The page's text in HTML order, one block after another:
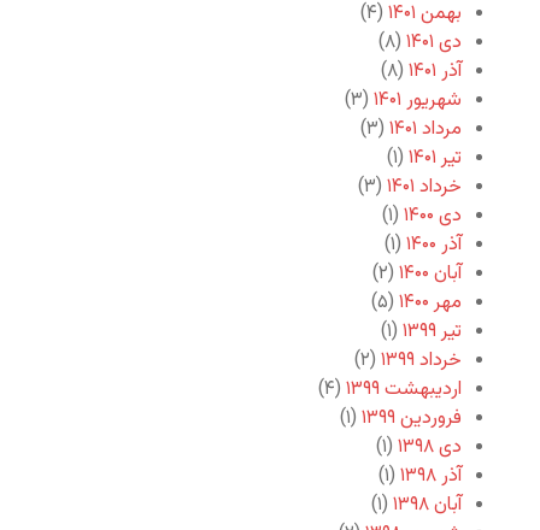
بهمن ۱۴۰۱
(۴)
دی ۱۴۰۱
(۸)
آذر ۱۴۰۱
(۸)
شهریور ۱۴۰۱
(۳)
مرداد ۱۴۰۱
(۳)
تیر ۱۴۰۱
(۱)
خرداد ۱۴۰۱
(۳)
دی ۱۴۰۰
(۱)
آذر ۱۴۰۰
(۱)
آبان ۱۴۰۰
(۲)
مهر ۱۴۰۰
(۵)
تیر ۱۳۹۹
(۱)
خرداد ۱۳۹۹
(۲)
اردیبهشت ۱۳۹۹
(۴)
فروردین ۱۳۹۹
(۱)
دی ۱۳۹۸
(۱)
آذر ۱۳۹۸
(۱)
آبان ۱۳۹۸
(۱)